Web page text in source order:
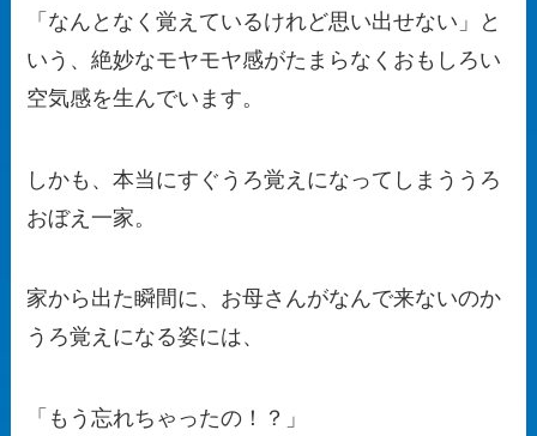
「なんとなく覚えているけれど思い出せない」と
いう、絶妙なモヤモヤ感がたまらなくおもしろい
空気感を生んでいます。
しかも、本当にすぐうろ覚えになってしまううろ
おぼえ一家。
家から出た瞬間に、お母さんがなんで来ないのか
うろ覚えになる姿には、
「もう忘れちゃったの！？」